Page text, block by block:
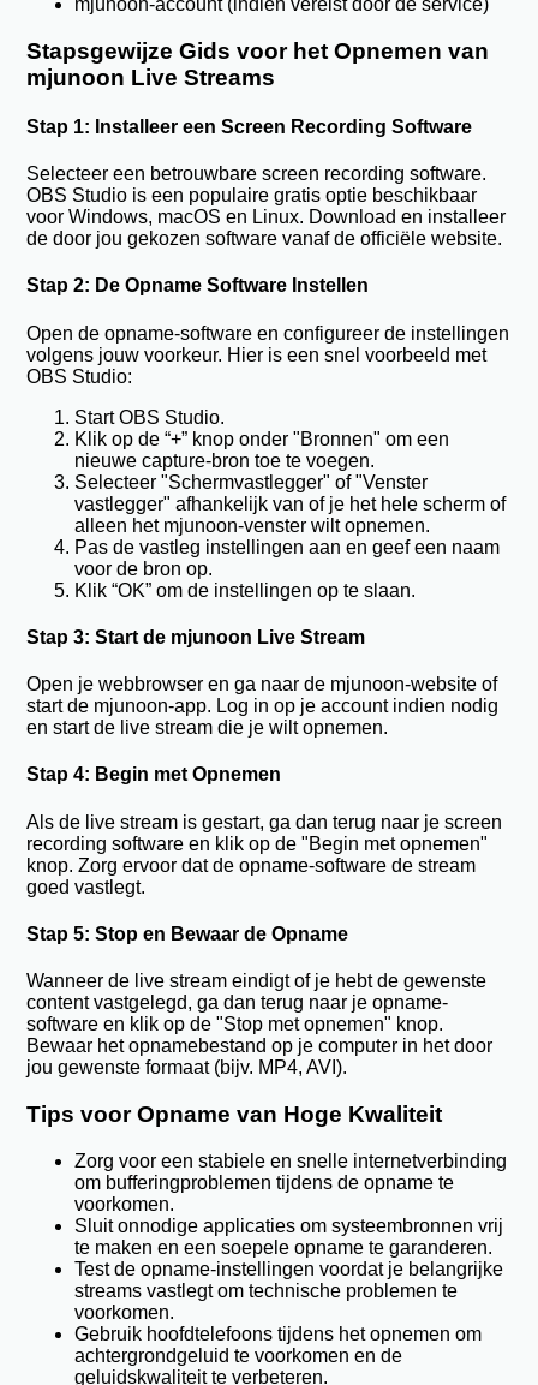
Stapsgewijze Gids voor het Opnemen van
mjunoon Live Streams
Stap 1: Installeer een Screen Recording Software
Selecteer een betrouwbare screen recording software.
OBS Studio is een populaire gratis optie beschikbaar
voor Windows, macOS en Linux. Download en installeer
de door jou gekozen software vanaf de officiële website.
Stap 2: De Opname Software Instellen
Open de opname-software en configureer de instellingen
volgens jouw voorkeur. Hier is een snel voorbeeld met
OBS Studio:
Start OBS Studio.
Klik op de “+” knop onder "Bronnen" om een
nieuwe capture-bron toe te voegen.
Selecteer "Schermvastlegger" of "Venster
vastlegger" afhankelijk van of je het hele scherm of
alleen het mjunoon-venster wilt opnemen.
Pas de vastleg instellingen aan en geef een naam
voor de bron op.
Klik “OK” om de instellingen op te slaan.
Stap 3: Start de mjunoon Live Stream
Open je webbrowser en ga naar de mjunoon-website of
start de mjunoon-app. Log in op je account indien nodig
en start de live stream die je wilt opnemen.
Stap 4: Begin met Opnemen
Als de live stream is gestart, ga dan terug naar je screen
recording software en klik op de "Begin met opnemen"
knop. Zorg ervoor dat de opname-software de stream
goed vastlegt.
Stap 5: Stop en Bewaar de Opname
Wanneer de live stream eindigt of je hebt de gewenste
content vastgelegd, ga dan terug naar je opname-
software en klik op de "Stop met opnemen" knop.
Bewaar het opnamebestand op je computer in het door
jou gewenste formaat (bijv. MP4, AVI).
Tips voor Opname van Hoge Kwaliteit
Zorg voor een stabiele en snelle internetverbinding
om bufferingproblemen tijdens de opname te
voorkomen.
Sluit onnodige applicaties om systeembronnen vrij
te maken en een soepele opname te garanderen.
Test de opname-instellingen voordat je belangrijke
streams vastlegt om technische problemen te
voorkomen.
Gebruik hoofdtelefoons tijdens het opnemen om
achtergrondgeluid te voorkomen en de
geluidskwaliteit te verbeteren.